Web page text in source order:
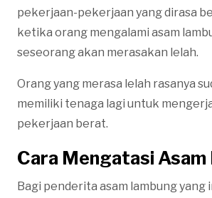
pekerjaan-pekerjaan yang dirasa
ketika orang mengalami asam
seseorang akan merasakan lelah.
Orang yang merasa lelah rasanya
memiliki tenaga lagi untuk
pekerjaan berat.
Cara Mengatasi Asam
Bagi penderita asam lambung yang